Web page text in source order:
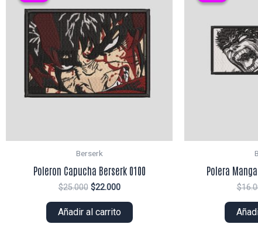
Berserk
Poleron Capucha Berserk 0100
$25.000 El
original
era:
$22.000El
actual
es:
Añadir al carrito
Polera
$